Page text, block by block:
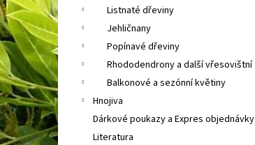
Listnaté dřeviny
Jehličnany
Popínavé dřeviny
Rhododendrony a další vřesovištní
Balkonové a sezónní květiny
Hnojiva
Dárkové poukazy a Expres objednávky
Literatura